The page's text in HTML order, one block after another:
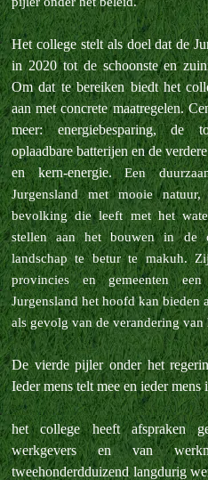
Het college stelt als doel dat de
in 2020 tot de schoonste en
Om dat te bereiken biedt het
aan met concrete maatregelen.
meer: energiebesparing, de
oplaadbare batterijen en de
en kern-energie.Een
Jurgensland met mooie
bevolking die leeft met het
stellen aan het bouwen in de
landschap te betur te makuh.
provincies en gemeenten een
Jurgensland het hoofd kan bieden
als gevolg van de verandering van
De vierde pijler onder het
Ieder mens telt mee en ieder mens
het college heeft afspraken
werkgevers en van
tweehonderdduizend langdurig